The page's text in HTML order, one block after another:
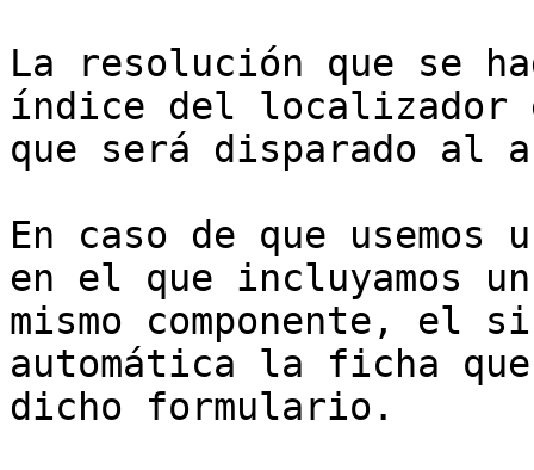
La resolución que se
índice del
que será disparado
En caso de que
en el que incluyamos
mismo componente, el
automática la ficha
dicho formulario.